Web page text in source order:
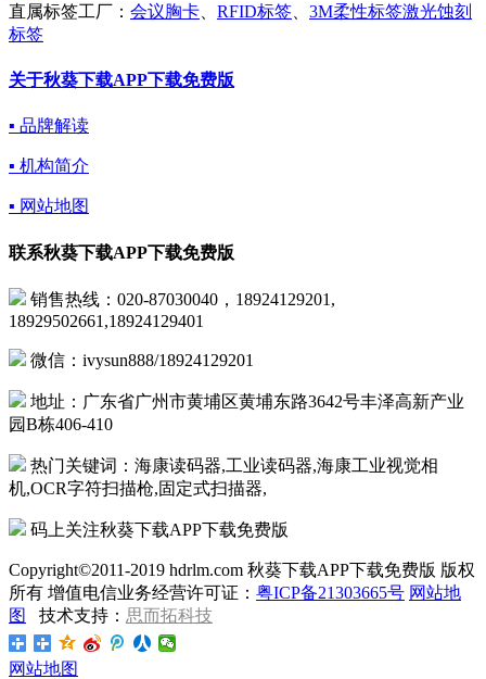
直属标签工厂： 会议胸卡 RFID标签
3M柔性标签激光蚀刻
标签
关于秋葵下载APP下载免费版
▪ 品牌解读
▪ 机构简介
▪ 网站地图
联系秋葵下载APP下载免费版
销售热线：020-87030040，18924129201,
18929502661,18924129401
微信：ivysun888/18924129201
地址：广东省广州市黄埔区黄埔东路3642号丰泽高新产业
园B栋406-410
热门关键词：海康读码器,工业读码器,海康工业视觉相
机,OCR字符扫描枪,固定式扫描器,
码上关注秋葵下载APP下载免费版
Copyright©2011-2019 hdrlm.com 秋葵下载APP下载免费版 版权
所有 增值电信业务经营许可证： 粤ICP备21303665号 网站地
图
技术支持： 思而拓科技
网站地图